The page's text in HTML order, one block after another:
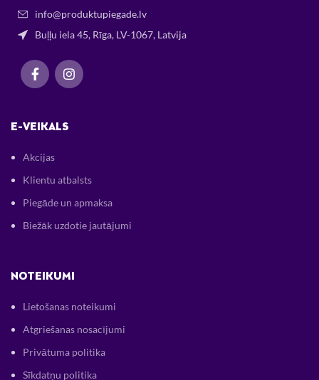
info@produktupiegade.lv
Buļļu iela 45, Rīga, LV-1067, Latvija
E-VEIKALS
Akcijas
Klientu atbalsts
Piegāde un apmaksa
Biežāk uzdotie jautājumi
NOTEIKUMI
Lietošanas noteikumi
Atgriešanas nosacījumi
Privātuma politika
Sīkdatņu politika